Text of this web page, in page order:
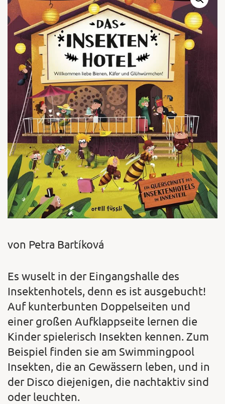
Zum
von Petra Bartíková
Es wuselt in der Eingangshalle des
Insektenhotels, denn es ist ausgebucht!
Auf kunterbunten Doppelseiten und
einer großen Aufklappseite lernen die
Kinder spielerisch Insekten kennen. Zum
Beispiel finden sie am Swimmingpool
Insekten, die an Gewässern leben, und in
der Disco diejenigen, die nachtaktiv sind
oder leuchten.